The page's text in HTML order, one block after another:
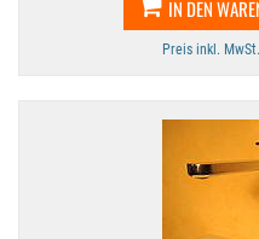
IN DEN
Preis inkl.